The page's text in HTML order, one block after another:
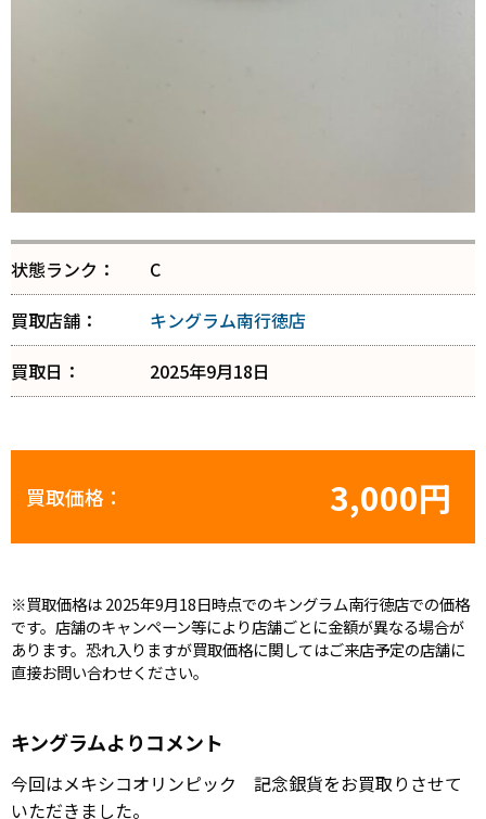
状態ランク：
C
買取店舗：
キングラム南行徳店
買取日：
2025年9月18日
買取価格： 3,000円
※買取価格は 2025年9月18日時点でのキングラム南行徳店での価格
です。店舗のキャンペーン等により店舗ごとに金額が異なる場合が
あります。恐れ入りますが買取価格に関してはご来店予定の店舗に
直接お問い合わせください。
キングラムよりコメント
今回はメキシコオリンピック 記念銀貨をお買取りさせて
いただきました。